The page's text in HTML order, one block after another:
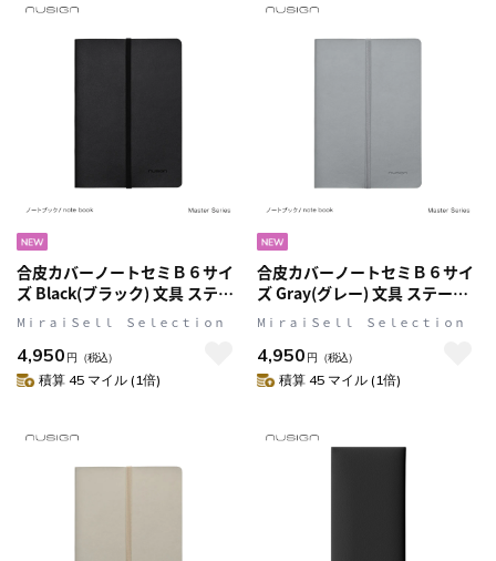
合皮カバーノートセミＢ６サイ
ズ Black(ブラック) 文具 ステー
ショナリー ギフト 贈呈 プレゼ
ント nusign[ニューサイン] マ
スターシリーズ
MⅰｒａｉＳｅｌｌ Ｓｅｌｅｃｔｉｏｎ
4,950 円 （税込）
積算 45 マイル (1倍)
合皮カバーノートセミＢ６サイ
ズ Gray(グレー) 文具 ステーシ
ョナリー ギフト 贈呈 プレゼン
ト nusign[ニューサイン] マス
ターシリーズ
MⅰｒａｉＳｅｌｌ Ｓｅｌｅｃｔｉｏｎ
4,950 円 （税込）
積算 45 マイル (1倍)